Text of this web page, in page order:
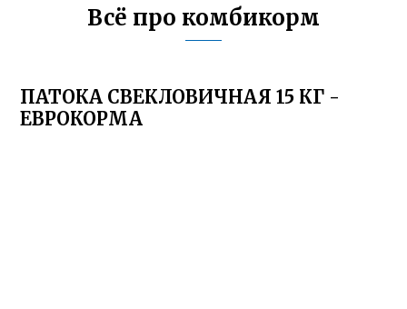
Всё про комбикорм
ПАТОКА СВЕКЛОВИЧНАЯ 15 КГ -
ЕВРОКОРМА